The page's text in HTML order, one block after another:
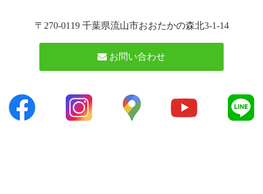
〒270-0119 千葉県流山市おおたかの森北3-1-14
お問い合わせ